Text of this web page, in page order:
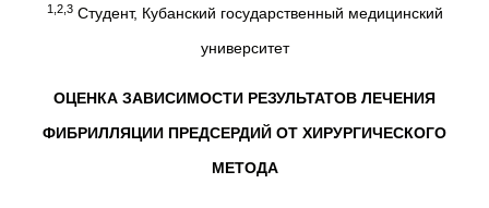
1,2,3Студент, Кубанский государственный медицинский
университет
ОЦЕНКА ЗАВИСИМОСТИ РЕЗУЛЬТАТОВ ЛЕЧЕНИЯ
ФИБРИЛЛЯЦИИ ПРЕДСЕРДИЙ ОТ ХИРУРГИЧЕСКОГО
МЕТОДА